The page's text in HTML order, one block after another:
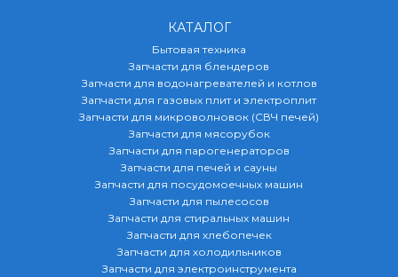
КАТАЛОГ
Бытовая техника
Запчасти для блендеров
Запчасти для водонагревателей и котлов
Запчасти для газовых плит и электроплит
Запчасти для микроволновок (СВЧ печей)
Запчасти для мясорубок
Запчасти для парогенераторов
Запчасти для печей и сауны
Запчасти для посудомоечных машин
Запчасти для пылесосов
Запчасти для стиральных машин
Запчасти для хлебопечек
Запчасти для холодильников
Запчасти для электроинструмента